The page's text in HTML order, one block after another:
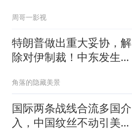
周哥一影视
特朗普做出重大妥协，解
除对伊制裁！中东发生怎
角落的隐藏美景
国际两条战线合流多国介
入，中国纹丝不动引美方